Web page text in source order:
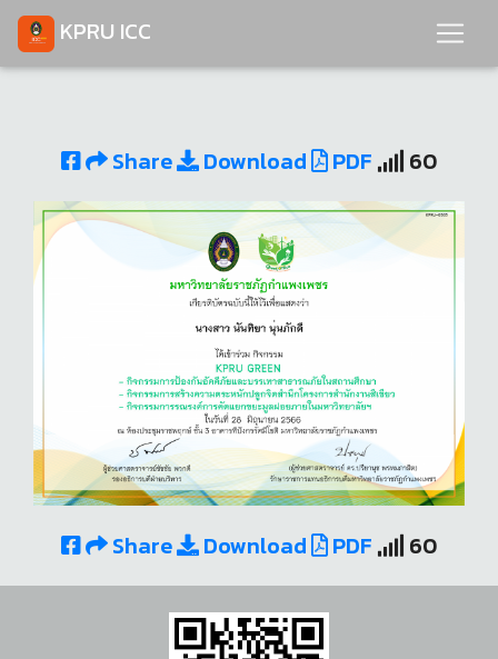
KPRU ICC
Share Download PDF 60
Share Download PDF 60